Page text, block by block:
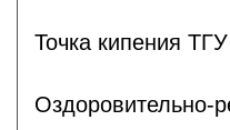
Точка кипения ТГУ
Оздоровительно-